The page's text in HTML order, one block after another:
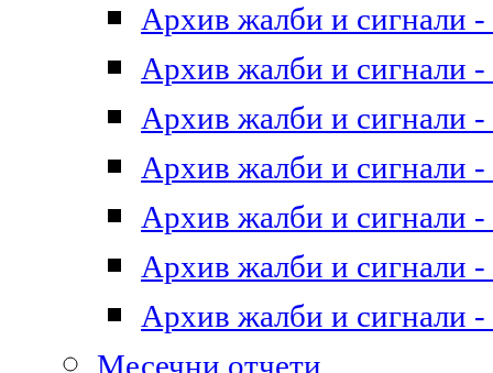
Архив жалби и сигнали -
Архив жалби и сигнали -
Архив жалби и сигнали -
Архив жалби и сигнали -
Архив жалби и сигнали -
Архив жалби и сигнали -
Архив жалби и сигнали -
Месечни отчети